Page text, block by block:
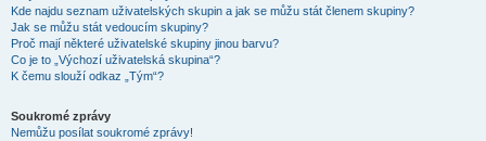
Kde najdu seznam uživatelských skupin a jak se můžu stát členem skupiny?
Jak se můžu stát vedoucím skupiny?
Proč mají některé uživatelské skupiny jinou barvu?
Co je to „Výchozí uživatelská skupina“?
K čemu slouží odkaz „Tým“?
Soukromé zprávy
Nemůžu posílat soukromé zprávy!